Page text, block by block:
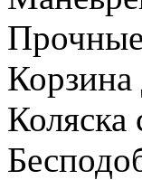
Корзина
Коляска